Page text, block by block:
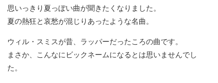
思いっきり夏っぽい曲が聞きたくなりました。
夏の熱狂と哀愁が混じりあったような名曲。
ウィル・スミスが昔、ラッパーだったころの曲です。
まさか、こんなにビックネームになるとは思いませんでし
た。